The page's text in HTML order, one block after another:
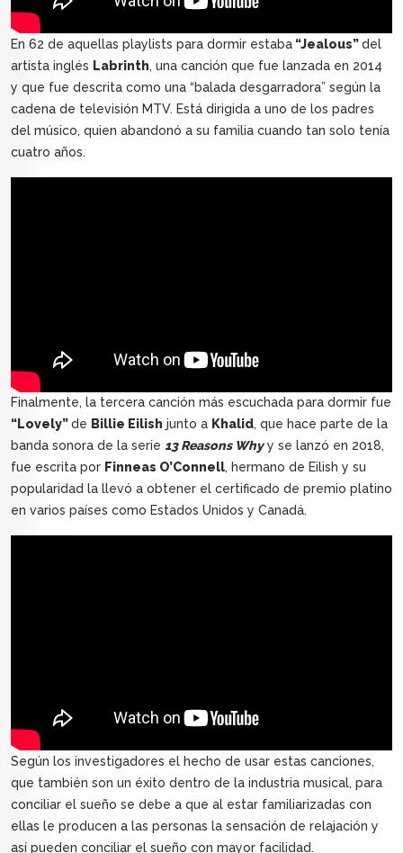
En 62 de aquellas playlists para dormir estaba “Jealous”del
artista inglés Labrinth, una canción que fue lanzada en 2014
y que fue descrita como una “balada desgarradora” según la
cadena de televisión MTV. Está dirigida a uno de los padres
del músico, quien abandonó a su familia cuando tan solo tenía
cuatro años.
Finalmente, la tercera canción más escuchada para dormir fue
“Lovely”de Billie Eilish junto a Khalid, que hace parte de la
banda sonora de la serie 13 Reasons Whyy se lanzó en 2018,
fue escrita por Finneas O’Connell, hermano de Eilish y su
popularidad la llevó a obtener el certificado de premio platino
en varios países como Estados Unidos y Canadá.
Según los investigadores el hecho de usar estas canciones,
que también son un éxito dentro de la industria musical, para
conciliar el sueño se debe a que al estar familiarizadas con
ellas le producen a las personas la sensación de relajación y
así pueden conciliar el sueño con mayor facilidad.